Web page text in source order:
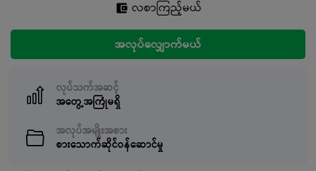
လစာကြည့်မယ်
အလုပ်လျှောက်မယ်
လုပ်သက်အဆင့်
အတွေ့အကြုံမရှိ
အလုပ်အမျိုးအစား
စားသောက်ဆိုင်ဝန်ဆောင်မှု